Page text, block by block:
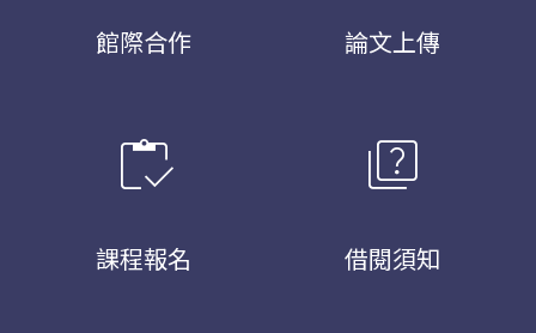
館際合作 論文上傳
inventory
課程報名
quiz
借閱須知